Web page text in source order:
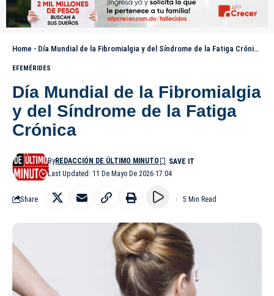
Home - Día Mundial de la Fibromialgia y del Síndrome de la Fatiga Crónica
EFEMÉRIDES
Día Mundial de la Fibromialgia
y del Síndrome de la Fatiga
Crónica
Last Updated: 11 De Mayo De 2026 17:04
ByREDACCIÓN DE ÚLTIMO MINUTO
Share 5 Min Read